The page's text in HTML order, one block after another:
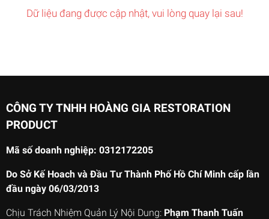
Dữ liệu đang được cập nhật, vui lòng quay lại sau!
CÔNG TY TNHH HOÀNG GIA RESTORATION
PRODUCT
Mã số doanh nghiệp: 0312172205
Do Sở Kế Hoach và Đầu Tư Thành Phố Hồ Chí Minh cấp lần
đầu ngày 06/03/2013
Chịu Trách Nhiệm Quản Lý Nội Dung: Phạm Thanh Tuấn